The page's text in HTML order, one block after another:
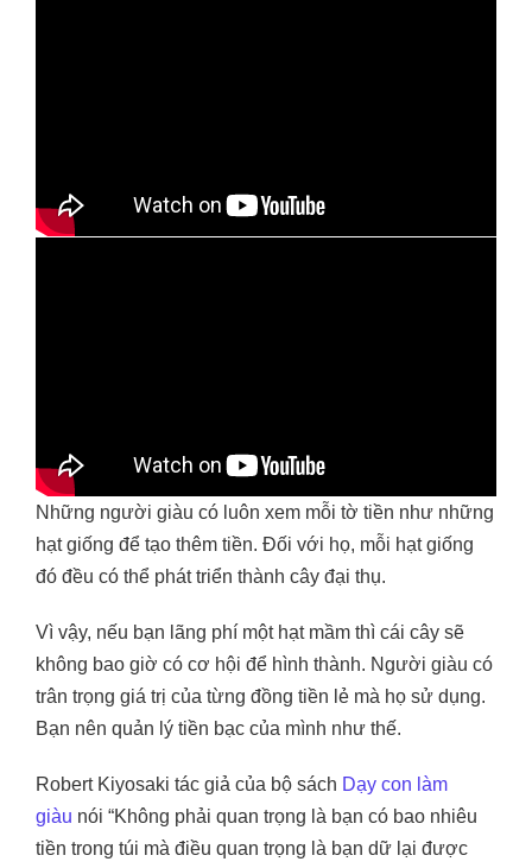
Những người giàu có luôn xem mỗi tờ tiền như những
hạt giống để tạo thêm tiền. Đối với họ, mỗi hạt giống
đó đều có thể phát triển thành cây đại thụ.
Vì vậy, nếu bạn lãng phí một hạt mầm thì cái cây sẽ
không bao giờ có cơ hội để hình thành. Người giàu có
trân trọng giá trị của từng đồng tiền lẻ mà họ sử dụng.
Bạn nên quản lý tiền bạc của mình như thế.
Robert Kiyosaki tác giả của bộ sách Dạy con làm
giàu nói “Không phải quan trọng là bạn có bao nhiêu
tiền trong túi mà điều quan trọng là bạn dữ lại được